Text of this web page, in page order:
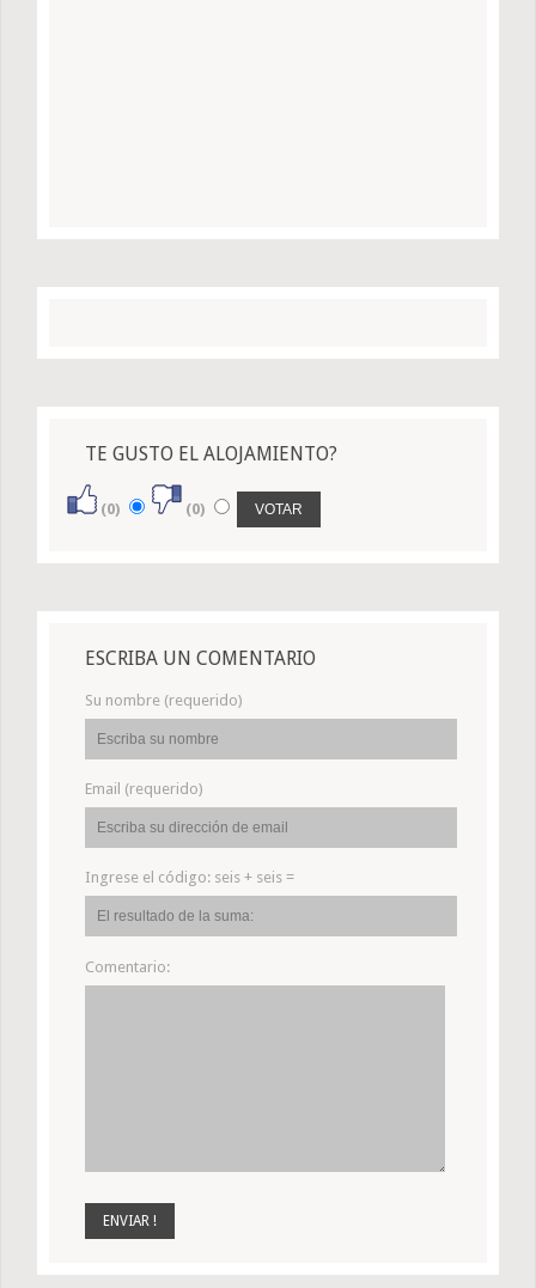
TE GUSTO EL ALOJAMIENTO?
(0) (0)
ESCRIBA UN COMENTARIO
Su nombre (requerido)
Email (requerido)
Ingrese el código: seis + seis =
Comentario: